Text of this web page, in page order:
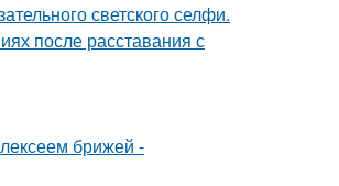
светского селфи.
после расставания с
брижей -